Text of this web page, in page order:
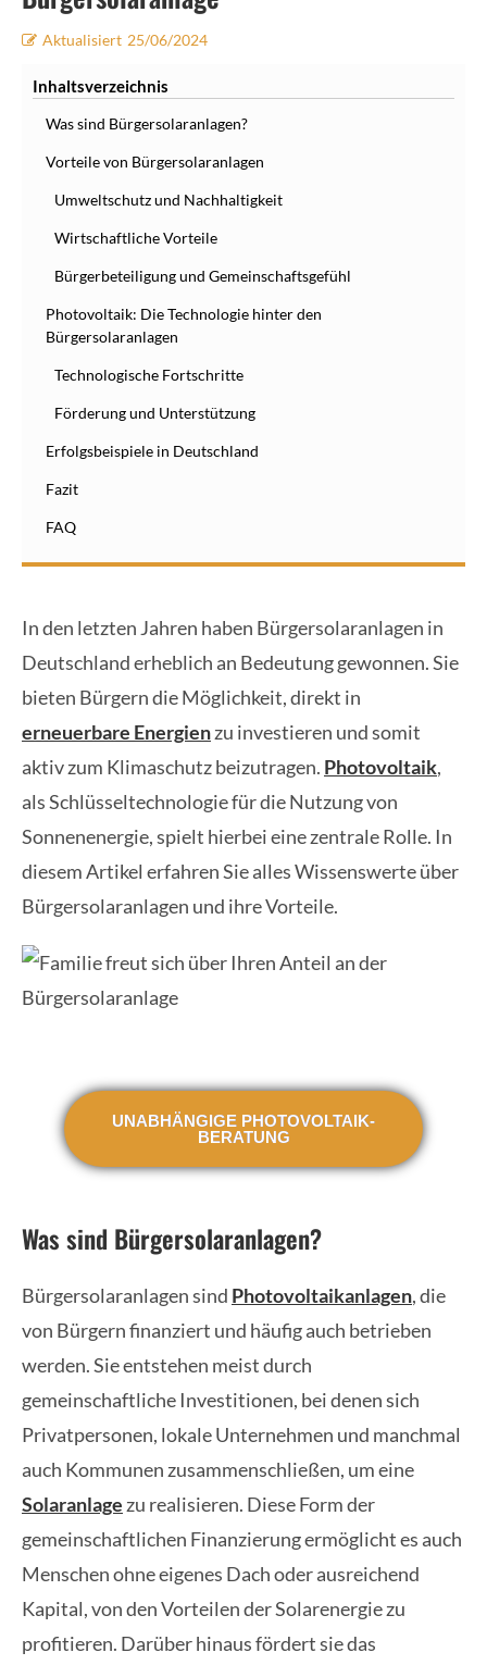
Aktualisiert 25/06/2024
Inhaltsverzeichnis
Was sind Bürgersolaranlagen?
Vorteile von Bürgersolaranlagen
Umweltschutz und Nachhaltigkeit
Wirtschaftliche Vorteile
Bürgerbeteiligung und Gemeinschaftsgefühl
Photovoltaik: Die Technologie hinter den
Bürgersolaranlagen
Technologische Fortschritte
Förderung und Unterstützung
Erfolgsbeispiele in Deutschland
Fazit
FAQ
In den letzten Jahren haben Bürgersolaranlagen in
Deutschland erheblich an Bedeutung gewonnen. Sie
bieten Bürgern die Möglichkeit, direkt in
erneuerbare Energienzu investieren und somit
aktiv zum Klimaschutz beizutragen. Photovoltaik,
als Schlüsseltechnologie für die Nutzung von
Sonnenenergie, spielt hierbei eine zentrale Rolle. In
diesem Artikel erfahren Sie alles Wissenswerte über
Bürgersolaranlagen und ihre Vorteile.
UNABHÄNGIGE PHOTOVOLTAIK-
BERATUNG
Was sind Bürgersolaranlagen?
Bürgersolaranlagen sind Photovoltaikanlagen, die
von Bürgern finanziert und häufig auch betrieben
werden. Sie entstehen meist durch
gemeinschaftliche Investitionen, bei denen sich
Privatpersonen, lokale Unternehmen und manchmal
auch Kommunen zusammenschließen, um eine
Solaranlagezu realisieren. Diese Form der
gemeinschaftlichen Finanzierung ermöglicht es auch
Menschen ohne eigenes Dach oder ausreichend
Kapital, von den Vorteilen der Solarenergie zu
profitieren. Darüber hinaus fördert sie das